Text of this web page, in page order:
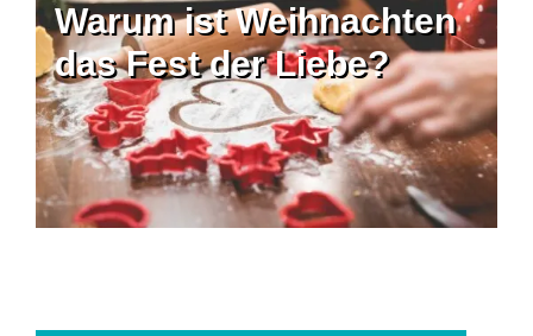
Warum ist Weihnachten
das Fest der Liebe?